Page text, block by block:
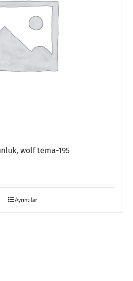
wolf tema-195
Ayrıntılar